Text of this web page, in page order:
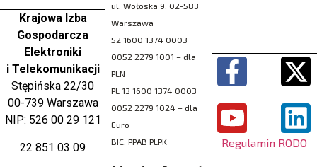
Krajowa Izba
Gospodarcza
Elektroniki
i Telekomunikacji
Stępińska 22/30
00-739 Warszawa
NIP: 526 00 29 121
22 851 03 09
ul. Wołoska 9, 02-583
Warszawa
52 1600 1374 0003
0052 2279 1001 – dla
PLN
PL 13 1600 1374 0003
0052 2279 1024 – dla
Euro
BIC: PPAB PLPK
Regulamin RODO